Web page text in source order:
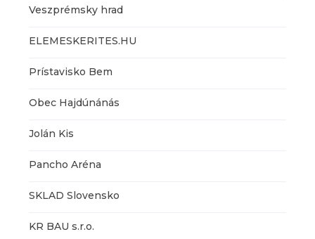
Veszprémsky hrad
ELEMESKERITES.HU
Prístavisko Bem
Obec Hajdúnánás
Jolán Kis
Pancho Aréna
SKLAD Slovensko
KR BAU s.r.o.